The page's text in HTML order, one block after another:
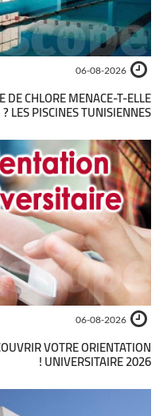
06-08-2026
DE CHLORE MENACE-T-ELLE
LES PISCINES TUNISIENNES ?
06-08-2026
VOTRE ORIENTATION
UNIVERSITAIRE 2026 !